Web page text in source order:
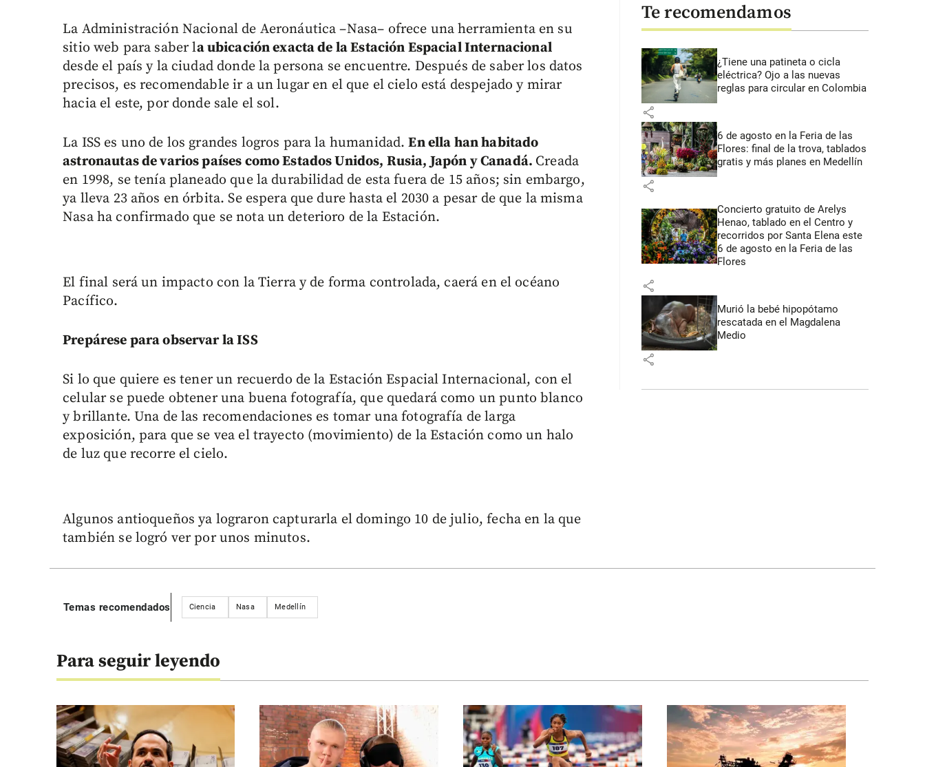
La Administración Nacional de Aeronáutica –Nasa– ofrece una herramienta en su
sitio web para saber la ubicación exacta de la Estación Espacial Internacional
desde el país y la ciudad donde la persona se encuentre. Después de saber los datos
precisos, es recomendable ir a un lugar en el que el cielo está despejado y mirar
hacia el este, por donde sale el sol.
La ISS es uno de los grandes logros para la humanidad.En ella han habitado
astronautas de varios países como Estados Unidos, Rusia, Japón y Canadá. Creada
en 1998, se tenía planeado que la durabilidad de esta fuera de 15 años; sin embargo,
ya lleva 23 años en órbita. Se espera que dure hasta el 2030 a pesar de que la misma
Nasa ha confirmado que se nota un deterioro de la Estación.
El final será un impacto con la Tierra y de forma controlada, caerá en el océano
Pacífico.
Prepárese para observar la ISS
Si lo que quiere es tener un recuerdo de la Estación Espacial Internacional, con el
celular se puede obtener una buena fotografía, que quedará como un punto blanco
y brillante. Una de las recomendaciones es tomar una fotografía de larga
exposición, para que se vea el trayecto (movimiento) de la Estación como un halo
de luz que recorre el cielo.
Algunos antioqueños ya lograron capturarla el domingo 10 de julio, fecha en la que
también se logró ver por unos minutos.
Te recomendamos
¿Tiene una patineta o cicla
eléctrica? Ojo a las nuevas
reglas para circular en Colombia
share
6 de agosto en la Feria de las
Flores: final de la trova, tablados
gratis y más planes en Medellín
share
Concierto gratuito de Arelys
Henao, tablado en el Centro y
recorridos por Santa Elena este
6 de agosto en la Feria de las
Flores
share
Murió la bebé hipopótamo
rescatada en el Magdalena
Medio
share
Temas recomendados Ciencia Nasa Medellín
Para seguir leyendo